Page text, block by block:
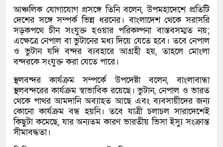
আঞ্চলিক যোগাযোগ প্রসঙ্গে তিনি বলেন, উপমহাদেশে প্রতিটি
দেশের সঙ্গে সম্পর্ক ভিন্ন ধরনের। বাংলাদেশ থেকে সরাসরি
সড়কপথে চীন সংযুক্ত হওয়ার পরিকল্পনা বাস্তবসম্মত নয়;
এক্ষেত্রে নেপাল বা ভুটানের মধ্য দিয়ে যেতে হবে। তবে নেপাল
ও ভুটান যদি বন্দর ব্যবহারে আগ্রহী হয়, তাহলে মোংলা
বন্দরকে সংযুক্ত করা যেতে পারে।
স্থলবন্দর কার্যক্রম সম্পর্কে উপদেষ্টা বলেন, বাংলাবান্ধা
স্থলবন্দরের কার্যক্রম স্বাভাবিক রয়েছে। ভুটান, নেপাল ও ভারত
থেকে পাথর আমদানি অব্যাহত আছে এবং ব্যবসায়ীদের জন্য
কোনো কার্যক্রম বন্ধ হয়নি। তবে যাত্রী চলাচল সারাদেশেই
কিছুটা কমেছে, যার অন্যতম কারণ ভারতীয় ভিসা ইস্যু সংক্রান্ত
সীমাবদ্ধতা।